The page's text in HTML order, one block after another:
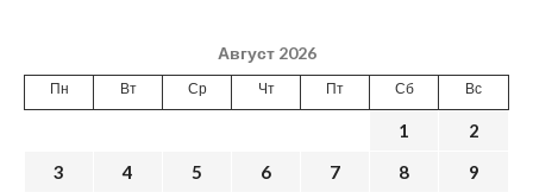
Август 2026
Пн Вт Ср Чт Пт Сб Вс
1
2
3
4 5 6 7 8
9